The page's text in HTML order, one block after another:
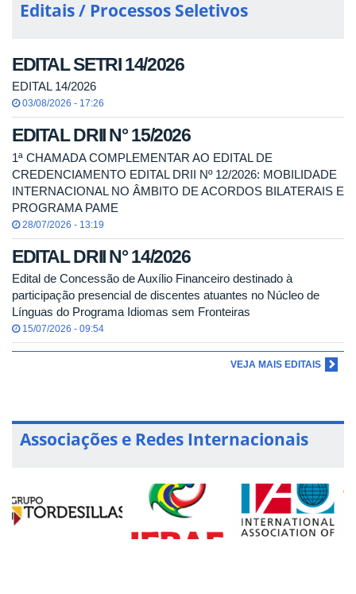
Editais / Processos Seletivos
EDITAL SETRI 14/2026
EDITAL 14/2026
03/08/2026 - 17:26
EDITAL DRII N° 15/2026
1ª CHAMADA COMPLEMENTAR AO EDITAL DE
CREDENCIAMENTO EDITAL DRII Nº 12/2026: MOBILIDADE
INTERNACIONAL NO ÂMBITO DE ACORDOS BILATERAIS E
PROGRAMA PAME
28/07/2026 - 13:19
EDITAL DRII N° 14/2026
Edital de Concessão de Auxílio Financeiro destinado à
participação presencial de discentes atuantes no Núcleo de
Línguas do Programa Idiomas sem Fronteiras
15/07/2026 - 09:54
VEJA MAIS EDITAIS
Associações e Redes Internacionais